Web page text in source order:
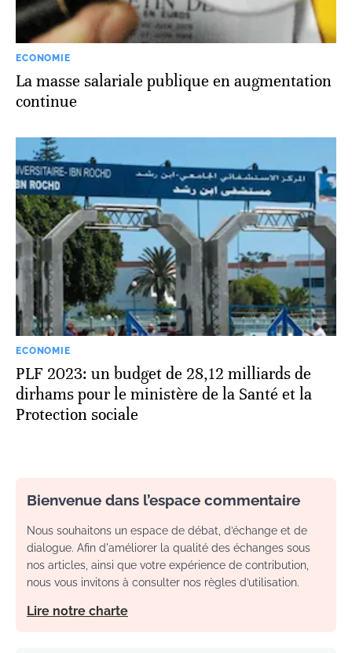
ECONOMIE
La masse salariale publique en augmentation
continue
ECONOMIE
PLF 2023: un budget de 28,12 milliards de
dirhams pour le ministère de la Santé et la
Protection sociale
Bienvenue dans l’espace commentaire
Nous souhaitons un espace de débat, d’échange et de
dialogue. Afin d'améliorer la qualité des échanges sous
nos articles, ainsi que votre expérience de contribution,
nous vous invitons à consulter nos règles d’utilisation.
Lire notre charte